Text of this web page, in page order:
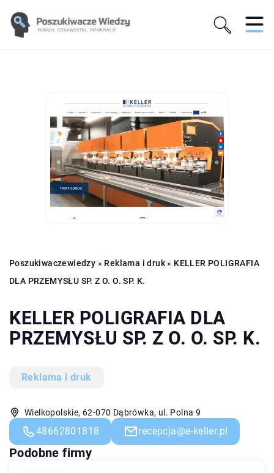
Poszukiwaczewiedzy » Reklama i druk » KELLER POLIGRAFIA
DLA PRZEMYSŁU SP. Z O. O. SP. K.
KELLER POLIGRAFIA DLA
PRZEMYSŁU SP. Z O. O. SP. K.
Reklama i druk
Wielkopolskie, 62-070 Dąbrówka, ul. Polna 9
48662801818 recepcja@e-keller.pl
Podobne firmy